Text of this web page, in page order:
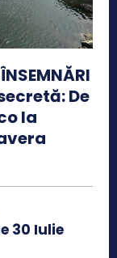
De
la
30 Iulie